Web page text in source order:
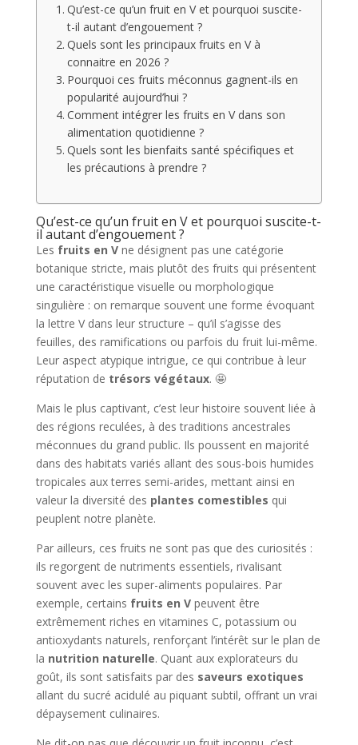
Qu’est-ce qu’un fruit en V et pourquoi suscite-
t-il autant d’engouement ?
Quels sont les principaux fruits en V à
connaitre en 2026 ?
Pourquoi ces fruits méconnus gagnent-ils en
popularité aujourd’hui ?
Comment intégrer les fruits en V dans son
alimentation quotidienne ?
Quels sont les bienfaits santé spécifiques et
les précautions à prendre ?
Qu’est-ce qu’un fruit en V et pourquoi suscite-t-
il autant d’engouement ?
Les fruits en Vne désignent pas une catégorie
botanique stricte, mais plutôt des fruits qui présentent
une caractéristique visuelle ou morphologique
singulière : on remarque souvent une forme évoquant
la lettre V dans leur structure – qu’il s’agisse des
feuilles, des ramifications ou parfois du fruit lui-même.
Leur aspect atypique intrigue, ce qui contribue à leur
réputation de trésors végétaux. 🤩
Mais le plus captivant, c’est leur histoire souvent liée à
des régions reculées, à des traditions ancestrales
méconnues du grand public. Ils poussent en majorité
dans des habitats variés allant des sous-bois humides
tropicales aux terres semi-arides, mettant ainsi en
valeur la diversité des plantes comestibles qui
peuplent notre planète.
Par ailleurs, ces fruits ne sont pas que des curiosités :
ils regorgent de nutriments essentiels, rivalisant
souvent avec les super-aliments populaires. Par
exemple, certains fruits en Vpeuvent être
extrêmement riches en vitamines C, potassium ou
antioxydants naturels, renforçant l’intérêt sur le plan de
la nutrition naturelle. Quant aux explorateurs du
goût, ils sont satisfaits par des saveurs exotiques
allant du sucré acidulé au piquant subtil, offrant un vrai
dépaysement culinaires.